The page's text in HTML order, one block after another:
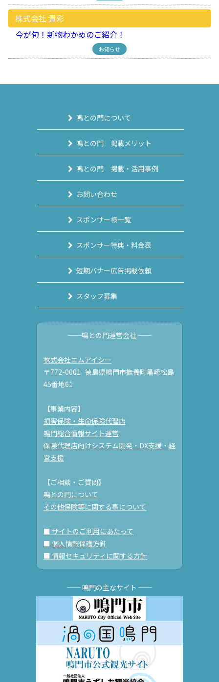
株式会社 貴彩
今が旬！新物わかめのご紹介！
お知らせ
鳴との門について
鳴との門 掲載メリット
鳴との門 掲載・活用事例
お問い合わせ
スポンサー様一覧
スポンサー特典・料金表
短期バナー広告掲載依頼
スタッフ募集
──鳴との門運営会社 ──
株式会社エムアイシー
〒772-0001 徳島県鳴門市撫養町黒崎松島
45番地61
【事業内容】
損害保険・生命保険代理店
鳴門総合情報サイト運営
保険代理店向けシステム開発・DX支援・経
営支援
【ご相談・ご質問】
鳴との門について
その他保険等に関する事について
■ サイトのご利用にあたって
■ 個人情報保護方針
■ 情報セキュリティに関する方針
── 鳴門の主なサイト ──